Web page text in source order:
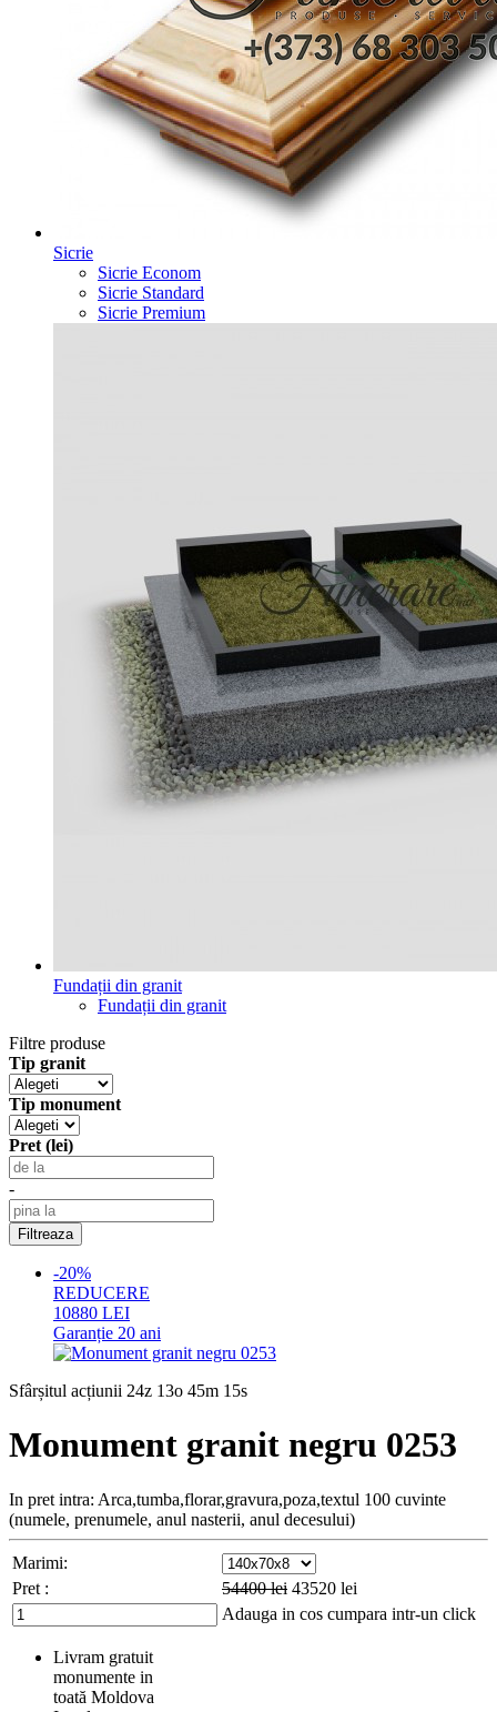
Sicrie
Sicrie Econom
Sicrie Standard
Sicrie Premium
Fundații din granit
Fundații din granit
Filtre produse
Tip granit
Tip monument
Pret (lei)
-
-20%
REDUCERE
10880 LEI
Garanție 20 ani
Sfârșitul acțiunii 24z 13o 45m 14s
Monument granit negru 0253
In pret intra: Arca,tumba,florar,gravura,poza,textul 100 cuvinte
(numele, prenumele, anul nasterii, anul decesului)
Marimi:
Pret :
54400lei 43520 lei
Adauga in cos cumpara intr-un click
Livram gratuit
monumente in
toată Moldova